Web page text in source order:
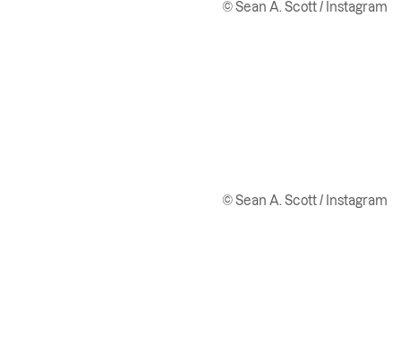
© Sean A. Scott / Instagram
© Sean A. Scott / Instagram